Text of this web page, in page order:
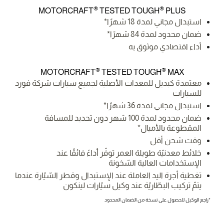
MOTORCRAFT® TESTED TOUGH® PLUS
استبدال مجاني لمدة 18 شهرًا*
ضمان محدود لمدة 84 شهرًا*
أداء اقتصادي موثوق به
MOTORCRAFT®TESTED TOUGH®MAX
معتمدة كبديل للمعدات الأصلية لجميع سيارات شركة فورد
للسيارات
استبدال مجاني لمدة 36 شهرًا*
ضمان محدود لمدة 100 شهر دون تحديد للمسافة
المقطوعة بالأميال*
وقت شحن أقل
خلائط معدنيّة طويلة العمر توفّر أداءً فائقًا عند
الإستخدامات العالية السّخونة
تغطية أجرة اليد العاملة عند الإستبدال وقطر السّيّارة عندما
يتمّ تركيب البطّاريّة عند وكيل سيّارات لينكون
*راجع الوكيل للحصول على نسخة من الضمان المحدود